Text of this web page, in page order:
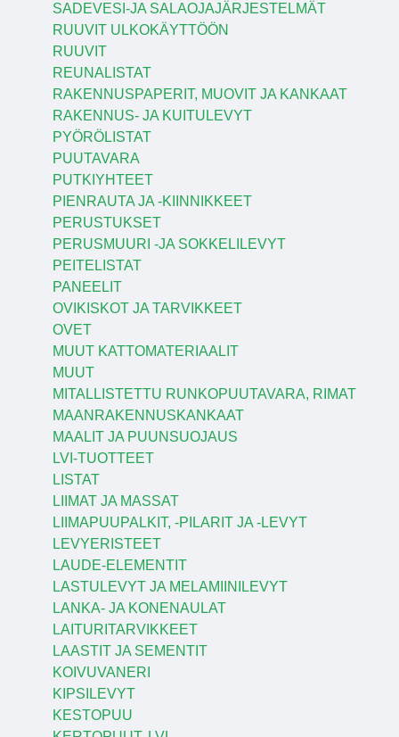
SADEVESI-JA SALAOJAJÄRJESTELMÄT
RUUVIT ULKOKÄYTTÖÖN
RUUVIT
REUNALISTAT
RAKENNUSPAPERIT, MUOVIT JA KANKAAT
RAKENNUS- JA KUITULEVYT
PYÖRÖLISTAT
PUUTAVARA
PUTKIYHTEET
PIENRAUTA JA -KIINNIKKEET
PERUSTUKSET
PERUSMUURI -JA SOKKELILEVYT
PEITELISTAT
PANEELIT
OVIKISKOT JA TARVIKKEET
OVET
MUUT KATTOMATERIAALIT
MUUT
MITALLISTETTU RUNKOPUUTAVARA, RIMAT
MAANRAKENNUSKANKAAT
MAALIT JA PUUNSUOJAUS
LVI-TUOTTEET
LISTAT
LIIMAT JA MASSAT
LIIMAPUUPALKIT, -PILARIT JA -LEVYT
LEVYERISTEET
LAUDE-ELEMENTIT
LASTULEVYT JA MELAMIINILEVYT
LANKA- JA KONENAULAT
LAITURITARVIKKEET
LAASTIT JA SEMENTIT
KOIVUVANERI
KIPSILEVYT
KESTOPUU